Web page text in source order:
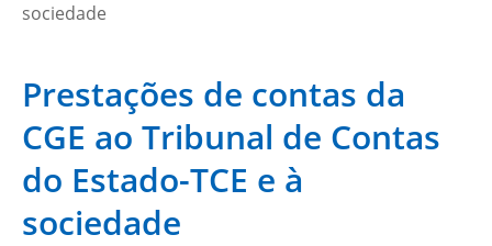
sociedade
Prestações de contas da
CGE ao Tribunal de Contas
do Estado-TCE e à
sociedade